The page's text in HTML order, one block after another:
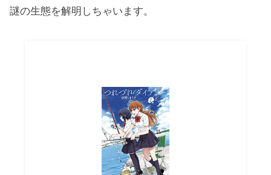
謎の生態を解明しちゃいます。